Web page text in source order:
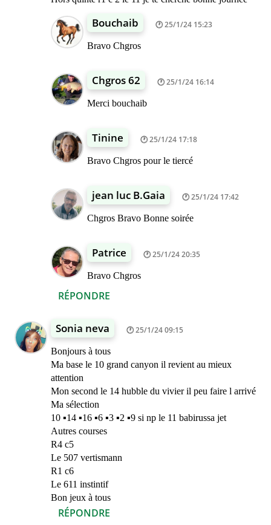
RÉPONDRE
Bouchaib 25/1/24 15:23
Bravo Chgros
Chgros 62 25/1/24 16:14
Merci bouchaib
Tinine 25/1/24 17:18
Bravo Chgros pour le tiercé
jean luc B.Gaia 25/1/24 17:42
Chgros Bravo Bonne soirée
Patrice 25/1/24 20:35
Bravo Chgros
Sonia neva 25/1/24 09:15
Bonjours à tous
Ma base le 10 grand canyon il revient au mieux
attention
Mon second le 14 hubble du vivier il peu faire l arrivé
Ma sélection
10 ▪︎14 ▪︎16 ▪︎6 ▪︎3 ▪︎2 ▪︎9 si np le 11 babirussa jet
Autres courses
R4 c5
Le 507 vertismann
R1 c6
Le 611 instintif
Bon jeux à tous
RÉPONDRE